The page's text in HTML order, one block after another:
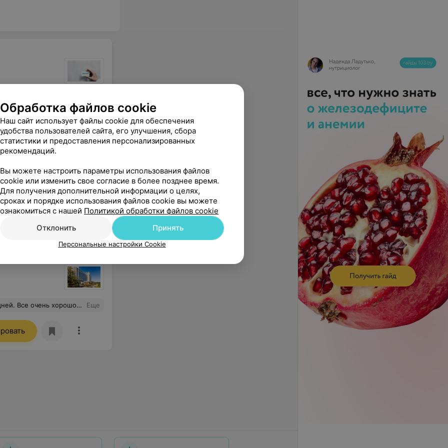
под наблюдением
остальные граждане
при наличии показаний и
эпидемиологии и
в рабочие
в Гродненской
тел. 8 (0152) 55-25-
и общественного
к
(RBD)
Антитела к коронавирусу
SARS-CoV-2, IgM
36,94 руб. 98,80 руб.
Все цены
Спасибо большое!
встречи с Радоном. Спасибо огромное всему персоналу. Еще
Обработка файлов cookie
Наш сайт использует файлы cookie для обеспечения
удобства пользователей сайта, его улучшения, сбора
статистики и предоставления персонализированных
рекомендаций.
Вы можете настроить параметры использования файлов
cookie или изменить свое согласие в более позднее время.
Для получения дополнительной информации о целях,
сроках и порядке использования файлов cookie вы можете
ознакомиться с нашей Политикой обработки файлов cookie
Отклонить
Принять
Персональные настройки Cookie